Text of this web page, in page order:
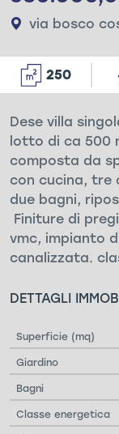
via bosco
250
Dese villa
lotto di ca 500
composta da
con cucina, tre
due bagni,
Finiture di
vmc, impianto
canalizzata.
DETTAGLI
Superficie (mq)
Giardino
Bagni
Classe energetica